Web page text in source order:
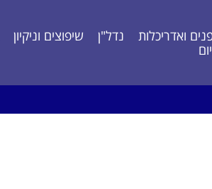
ואדריכלות
נדל"ן שיפוצים וניקיון